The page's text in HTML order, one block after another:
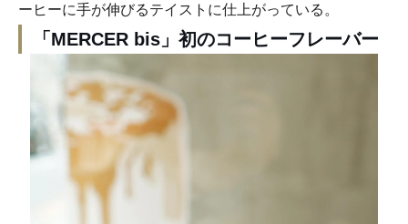
ーヒーに手が伸びるテイストに仕上がっている。
「MERCER bis」初のコーヒーフレーバー